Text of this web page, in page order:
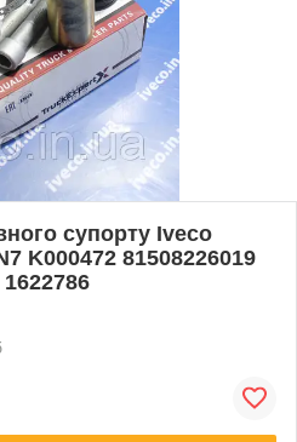
супорту Iveco
K000472 81508226019